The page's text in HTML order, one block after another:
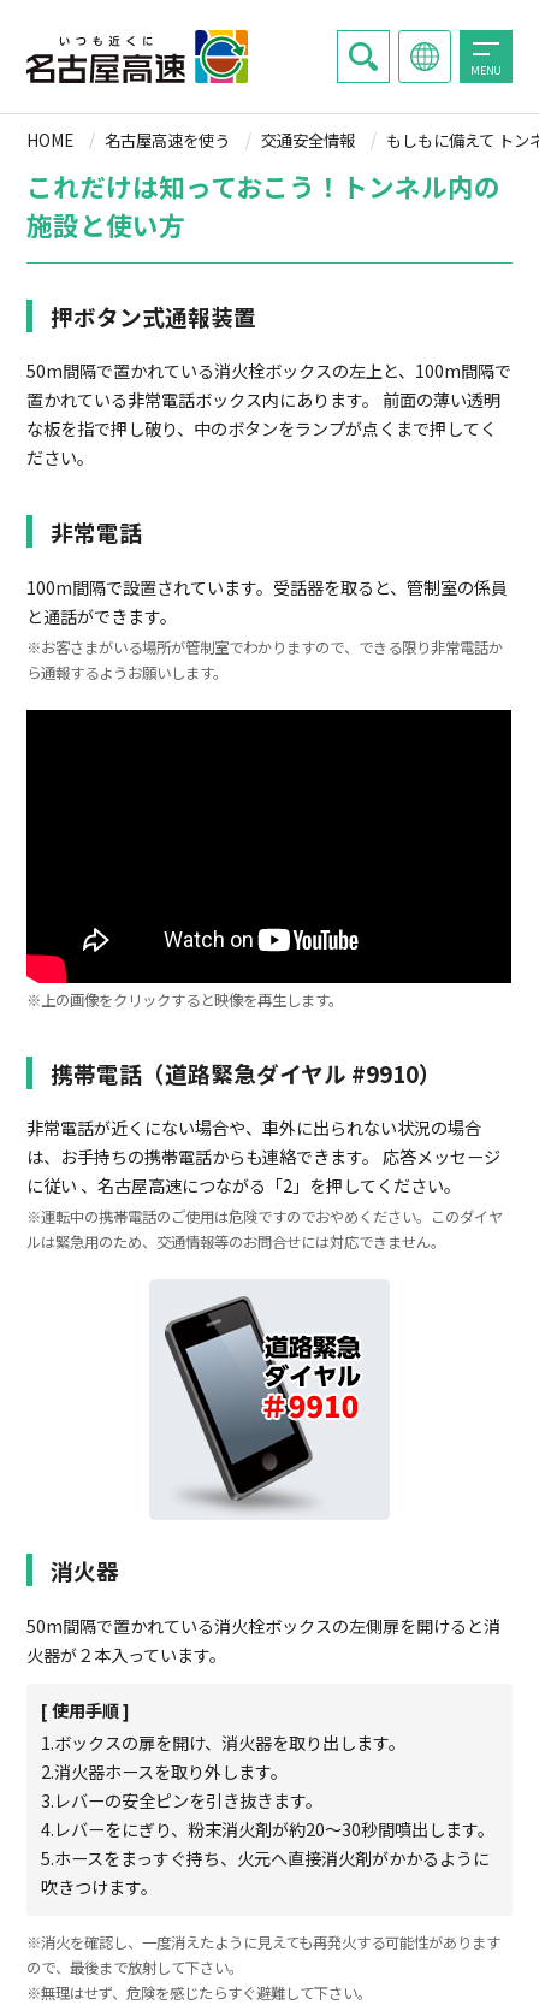
MENU
HOME 名古屋高速を使う 交通安全情報 もしもに備えて トン
これだけは知っておこう！トンネル内の
施設と使い方
押ボタン式通報装置
50m間隔で置かれている消火栓ボックスの左上と、100m間隔で
置かれている非常電話ボックス内にあります。
前面の薄い透明
な板を指で押し破り、中のボタンをランプが点くまで押してく
ださい。
非常電話
100m間隔で設置されています。受話器を取ると、管制室の係員
と通話ができます。
※お客さまがいる場所が管制室でわかりますので、できる限り非常電話か
ら通報するようお願いします。
※上の画像をクリックすると映像を再生します。
携帯電話（道路緊急ダイヤル #9910）
非常電話が近くにない場合や、車外に出られない状況の場合
は、お手持ちの携帯電話からも連絡できます。 応答メッセージ
に従い 、名古屋高速につながる「2」を押してください。
※運転中の携帯電話のご使用は危険ですのでおやめください。このダイヤ
ルは緊急用のため、交通情報等のお問合せには対応できません。
消火器
50m間隔で置かれている消火栓ボックスの左側扉を開けると消
火器が２本入っています。
[ 使用手順 ]
1.ボックスの扉を開け、消火器を取り出します。
2.消火器ホースを取り外します。
3.レバーの安全ピンを引き抜きます。
4.レバーをにぎり、粉末消火剤が約20～30秒間噴出します。
5.ホースをまっすぐ持ち、火元へ直接消火剤がかかるように
吹きつけます。
※消火を確認し、一度消えたように見えても再発火する可能性があります
ので、最後まで放射して下さい。
※無理はせず、危険を感じたらすぐ避難して下さい。